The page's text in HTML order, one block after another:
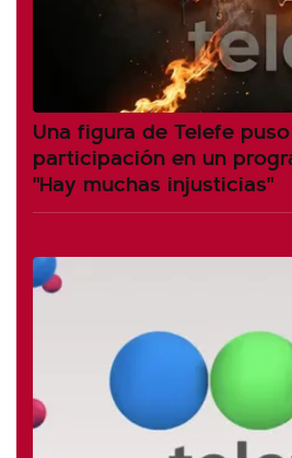
Una figura de Telefe
participación en un
"Hay muchas injusticias"